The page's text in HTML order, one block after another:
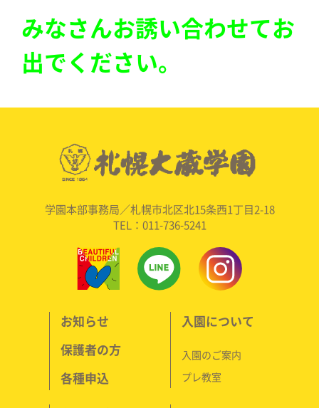
みなさんお誘い合わせてお
出でください。
学園本部事務局／札幌市北区北15条西1丁目2-18
TEL：011-736-5241
お知らせ
保護者の方
各種申込
入園について
入園のご案内
プレ教室